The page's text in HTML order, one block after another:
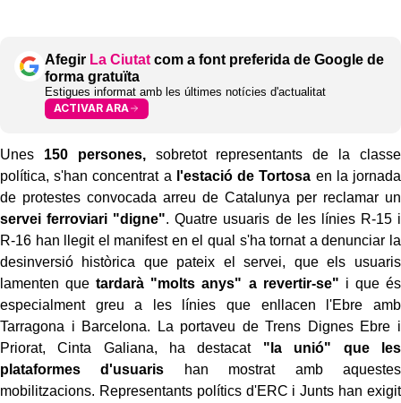
Afegir La Ciutat com a font preferida de Google de
forma gratuïta
Estigues informat amb les últimes notícies d'actualitat
ACTIVAR ARA
Unes 150 persones,sobretot representants de la classe
política, s'han concentrat a l'estació de Tortosa en la jornada
de protestes convocada arreu de Catalunya per reclamar un
servei ferroviari "digne". Quatre usuaris de les línies R-15 i
R-16 han llegit el manifest en el qual s'ha tornat a denunciar la
desinversió històrica que pateix el servei, que els usuaris
lamenten quetardarà "molts anys" a revertir-se" i que és
especialment greu a les línies que enllacen l'Ebre amb
Tarragona i Barcelona. La portaveu de Trens Dignes Ebre i
Priorat, Cinta Galiana, ha destacat "la unió" que les
plataformes d'usuaris han mostrat amb aquestes
mobilitzacions. Representants polítics d'ERC i Junts han exigit